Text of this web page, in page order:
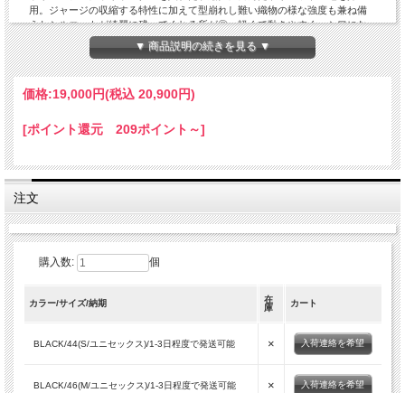
用。ジャージの収縮する特性に加えて型崩れし難い織物の様な強度も兼ね備
えたシルエットが綺麗に残ってくれる所が◎。軽くて動きやすく、シワにな
り難い特性も見逃せません。
腰回りはゴムで紐で絞るイージーパンツの仕様。裾に配したドローコードで
キュッと絞ってアレンジして穿いても良さそうですね。シルエットはバラン
も相まって、カップルやご夫婦で兼用も可能です。
「FANTASTICDAYS」の他の商品を見る
▼ 商品説明の続きを見る ▼
価格:19,000円(税込 20,900円)
[ポイント還元 209ポイント～]
注文
購入数: 個
カラー/サイズ/納期
在
庫
カート
BLACK/44(S/ユニセックス)/1-3日程度で発送可能 × 入荷連絡を希望
BLACK/46(M/ユニセックス)/1-3日程度で発送可能 × 入荷連絡を希望